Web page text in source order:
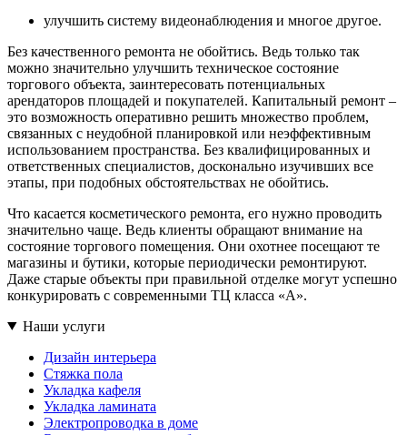
улучшить систему видеонаблюдения и многое другое.
Без качественного ремонта не обойтись. Ведь только так
можно значительно улучшить техническое состояние
торгового объекта, заинтересовать потенциальных
арендаторов площадей и покупателей. Капитальный ремонт –
это возможность оперативно решить множество проблем,
связанных с неудобной планировкой или неэффективным
использованием пространства. Без квалифицированных и
ответственных специалистов, досконально изучивших все
этапы, при подобных обстоятельствах не обойтись.
Что касается косметического ремонта, его нужно проводить
значительно чаще. Ведь клиенты обращают внимание на
состояние торгового помещения. Они охотнее посещают те
магазины и бутики, которые периодически ремонтируют.
Даже старые объекты при правильной отделке могут успешно
конкурировать с современными ТЦ класса «А».
Наши услуги
Дизайн интерьера
Стяжка пола
Укладка кафеля
Укладка ламината
Электропроводка в доме